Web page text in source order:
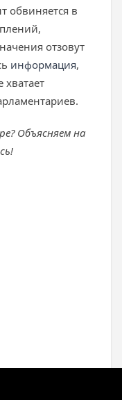
обвиняется в
отзовут
информация,
Объясняем на